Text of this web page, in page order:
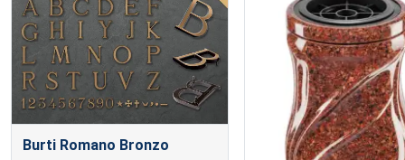
Burti Romano Bronzo